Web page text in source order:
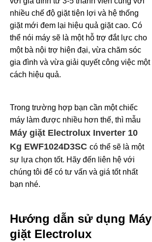
nhiều chế độ giặt tiện lợi và hệ thống
giặt mới đem lại hiệu quả giặt cao. Có
thể nói máy sẽ là một hỗ trợ đắt lực cho
một bà nội trợ hiện đại, vừa chăm sóc
gia đình và vừa giải quyết công việc một
cách hiệu quả.
Trong trường hợp bạn cần một chiếc
máy làm được nhiều hơn thế, thì mẫu
Máy giặt Electrolux Inverter 10
Kg EWF1024D3SC có thể sẽ là một
sự lựa chọn tốt. Hãy đến liên hệ với
chúng tôi để có tư vấn và giá tốt nhất
bạn nhé.
Hướng dẫn sử dụng Máy
giặt Electrolux